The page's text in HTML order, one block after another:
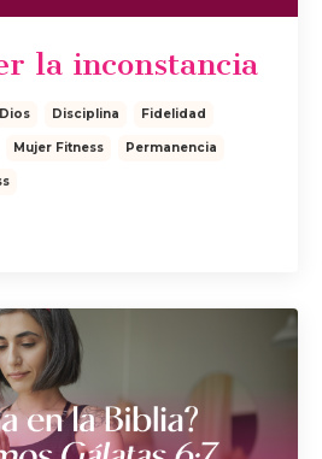
la inconstancia
Dios Disciplina Fidelidad
Mujer Fitness Permanencia